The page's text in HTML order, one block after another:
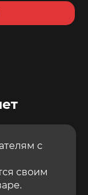
с
своим